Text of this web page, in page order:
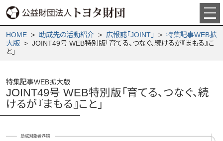
HOME> 助成先の活動紹介> 広報誌「JOINT」 > 特集記事WEB拡
大版> JOINT49号 WEB特別版「育てる、つなぐ、続けるが『まもる』こ
と」
特集記事WEB拡大版
JOINT49号 WEB特別版「育てる、つなぐ、続
けるが『まもる』こと」